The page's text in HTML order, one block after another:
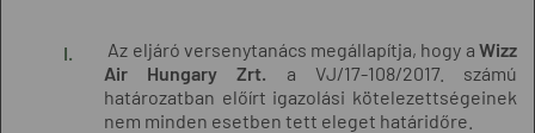
Az eljáró versenytanács megállapítja, hogy a Wizz
Air Hungary Zrt. a VJ/17-108/2017. számú
határozatban előírt igazolási kötelezettségeinek
nem minden esetben tett eleget határidőre.